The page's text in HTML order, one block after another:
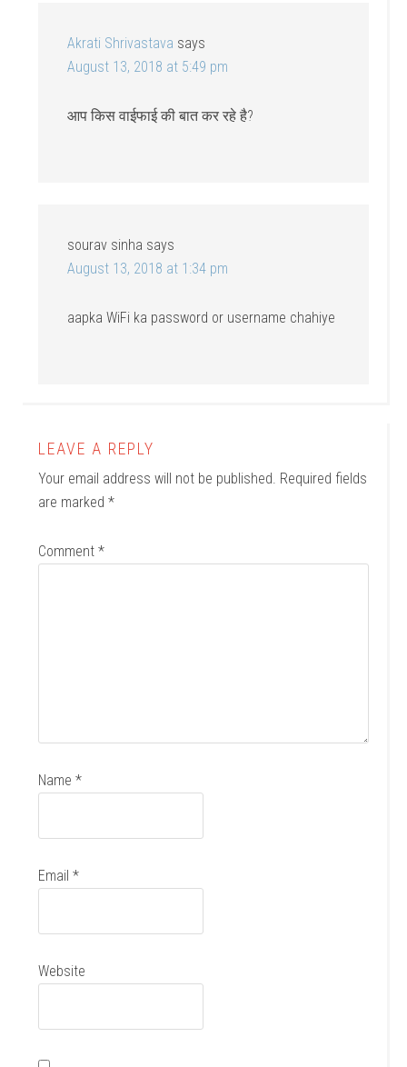
Akrati Shrivastava says
August 13, 2018 at 5:49 pm
आप किस वाईफाई की बात कर रहे है?
sourav sinha says
August 13, 2018 at 1:34 pm
aapka WiFi ka password or username chahiye
LEAVE A REPLY
Your email address will not be published. Required fields
are marked*
Comment*
Name*
Email*
Website